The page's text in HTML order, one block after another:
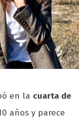
en la cuarta de
años y parece